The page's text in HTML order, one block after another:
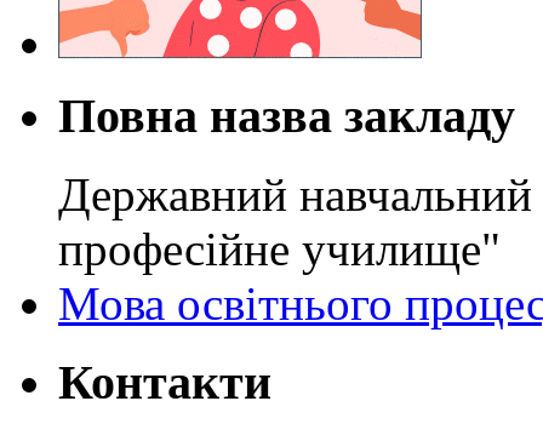
Повна назва закладу
Державний навчальний
професійне училище"
Мова освітнього
Контакти